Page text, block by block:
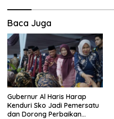
Baca Juga
Gubernur Al Haris Harap
Kenduri Sko Jadi Pemersatu
dan Dorong Perbaikan